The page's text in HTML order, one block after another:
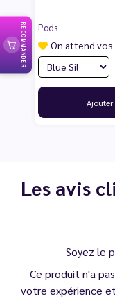
Pods
On attend vos
Ajouter
Les avis
Soyez le
Ce produit n'a
votre expérience
RECOMMANDER